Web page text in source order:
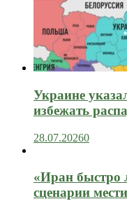
Украине
избежать
28.07.20260
«Иран быстро
сценарии